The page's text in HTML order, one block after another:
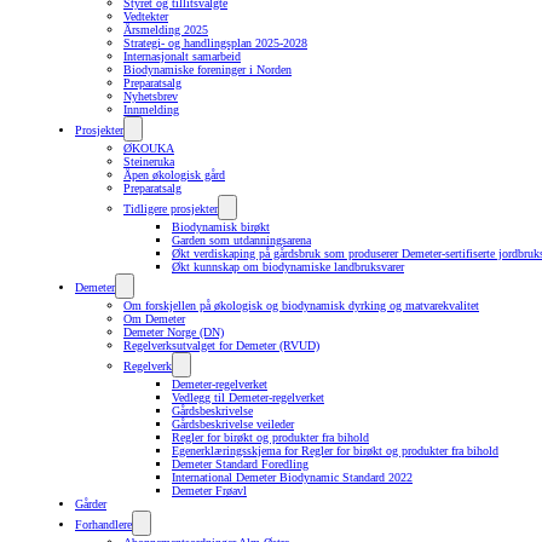
Styret og tillitsvalgte
Vedtekter
Årsmelding 2025
Strategi- og handlingsplan 2025-2028
Internasjonalt samarbeid
Biodynamiske foreninger i Norden
Preparatsalg
Nyhetsbrev
Innmelding
Prosjekter
ØKOUKA
Steineruka
Åpen økologisk gård
Preparatsalg
Tidligere prosjekter
Biodynamisk birøkt
Garden som utdanningsarena
Økt verdiskaping på gårdsbruk som produserer Demeter-sertifiserte
Økt kunnskap om biodynamiske landbruksvarer
Demeter
Om forskjellen på økologisk og biodynamisk dyrking og matvarekvalitet
Om Demeter
Demeter Norge (DN)
Regelverksutvalget for Demeter (RVUD)
Regelverk
Demeter-regelverket
Vedlegg til Demeter-regelverket
Gårdsbeskrivelse
Gårdsbeskrivelse veileder
Regler for birøkt og produkter fra bihold
Egenerklæringsskjema for Regler for birøkt og produkter fra bihold
Demeter Standard Foredling
International Demeter Biodynamic Standard 2022
Demeter Frøavl
Gårder
Forhandlere